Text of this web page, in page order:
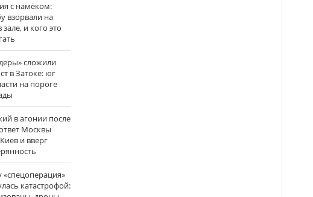
с намёком:
взорвали на
и кого это
сложили
в Затоке: юг
на пороге
в агонии после
Москвы
и вверг
катастрофой: